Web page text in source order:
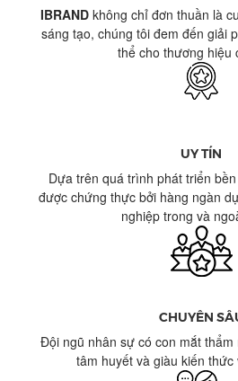
IBRAND không chỉ đơn thuần là
sáng tạo, chúng tôi đem đến giải
thể cho thương hiệu
UY TÍN
Dựa trên quá trình phát triển
được chứng thực bởi hàng ngàn
nghiệp trong và
CHUYÊN
Đội ngũ nhân sự có con mắt thẩm
tâm huyết và giàu kiến